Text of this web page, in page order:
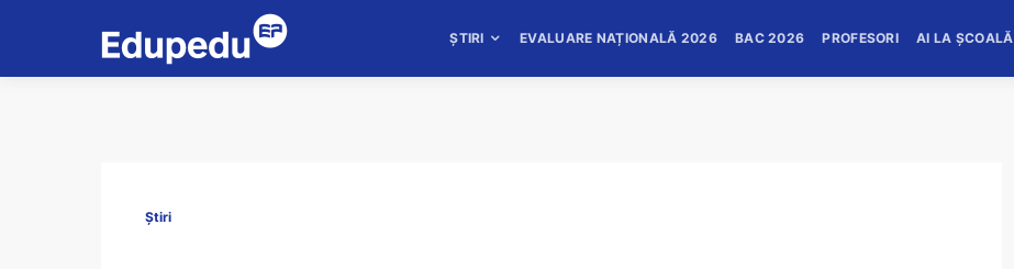
ȘTIRI EVALUARE NAȚIONALĂ 2026 BAC 2026 PROFESORI AI LA ȘCOALĂ
Știri